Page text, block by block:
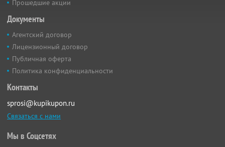
Прошедшие акции
Документы
Агентский договор
Лицензионный договор
Публичная оферта
Политика конфиденциальности
Контакты
sprosi@kupikupon.ru
Связаться с нами
Мы в Соцсетях